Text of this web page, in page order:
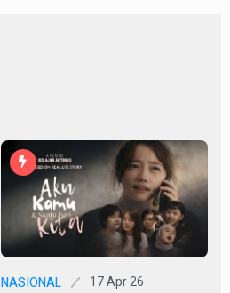
NASIONAL 17 Apr 26